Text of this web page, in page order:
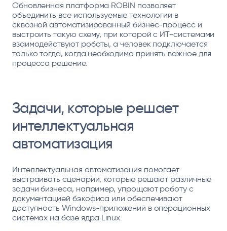
Обновленная платформа ROBIN позволяет
объединить все используемые технологии в
сквозной автоматизированный бизнес-процесс и
выстроить такую схему, при которой с ИТ-системами
взаимодействуют роботы, а человек подключается
только тогда, когда необходимо принять важное для
процесса решение.
Задачи, которые решает
интеллектуальная
автоматизация
Интеллектуальная автоматизация помогает
выстраивать сценарии, которые решают различные
задачи бизнеса, например, упрощают работу с
документацией бэкофиса или обеспечивают
доступность Windows-приложений в операционных
системах на базе ядра Linux.